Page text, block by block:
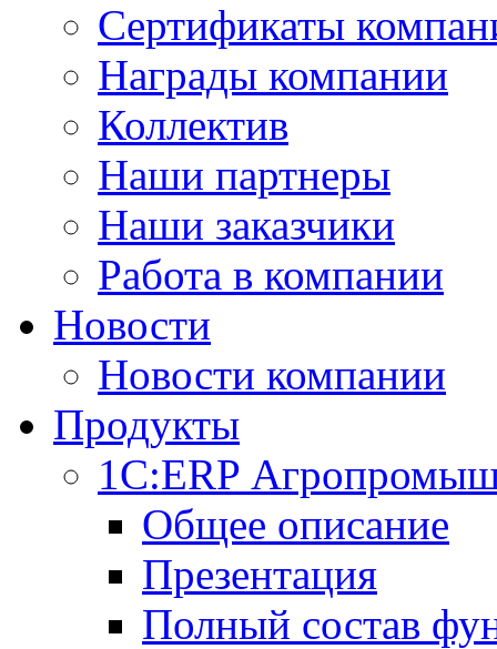
Сертификаты
Награды компании
Коллектив
Наши партнеры
Наши заказчики
Работа в компании
Новости
Новости компании
Продукты
1С:ERP
Общее описание
Презентация
Полный состав